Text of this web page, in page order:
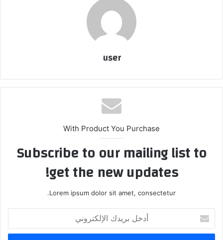
user
With Product You Purchase
Subscribe to our mailing list to
get the new updates!
Lorem ipsum dolor sit amet, consectetur.
بريدك
الإلكتروني